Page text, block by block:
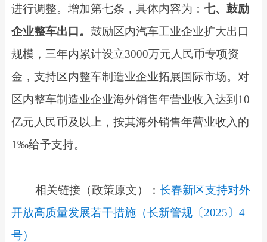
进行调整。增加第七条，具体内容为： 七、鼓励
企业整车出口。 鼓励区内汽车工业企业扩大出口
规模，三年内累计设立3000万元人民币专项资
金，支持区内整车制造业企业拓展国际市场。对
区内整车制造业企业海外销售年营业收入达到10
亿元人民币及以上，按其海外销售年营业收入的
1‰给予支持。
相关链接（政策原文）： 长春新区支持对外
开放高质量发展若干措施（长新管规〔2025〕4
号）